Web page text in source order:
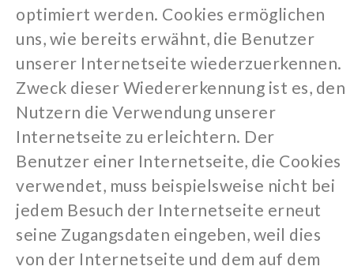
optimiert werden. Cookies ermöglichen
uns, wie bereits erwähnt, die Benutzer
unserer Internetseite wiederzuerkennen.
Zweck dieser Wiedererkennung ist es, den
Nutzern die Verwendung unserer
Internetseite zu erleichtern. Der
Benutzer einer Internetseite, die Cookies
verwendet, muss beispielsweise nicht bei
jedem Besuch der Internetseite erneut
seine Zugangsdaten eingeben, weil dies
von der Internetseite und dem auf dem